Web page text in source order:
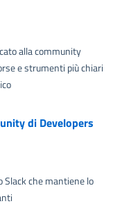
alla community
e strumenti più chiari
di Developers
che mantiene lo